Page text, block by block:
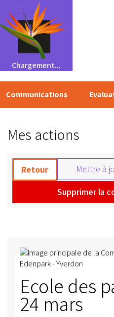
Chargement...
Communications
Mes actions
Retour
Mettre à
Supprimer la
Ecole des
24 mars